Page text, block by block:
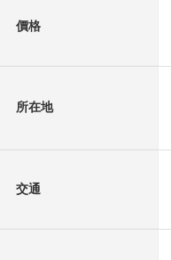
價格
所在地
交通